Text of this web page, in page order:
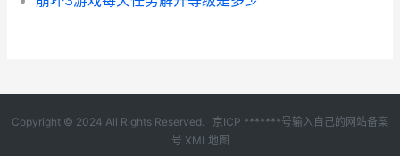
Copyright © 2024 All Rights Reserved. 京ICP *******号输入自己的网站备案
号 XML地图